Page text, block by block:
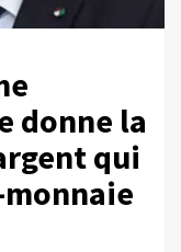
donne la
qui